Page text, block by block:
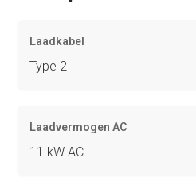
Laadkabel
Type 2
Laadvermogen AC
11 kW AC